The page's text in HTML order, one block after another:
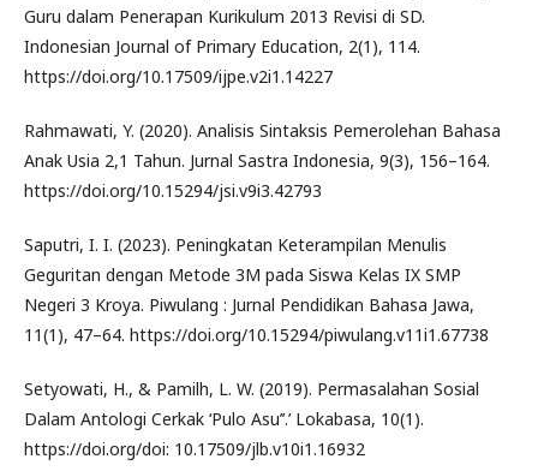
Guru dalam Penerapan Kurikulum 2013 Revisi di SD.
Indonesian Journal of Primary Education, 2(1), 114.
https://doi.org/10.17509/ijpe.v2i1.14227
Rahmawati, Y. (2020). Analisis Sintaksis Pemerolehan Bahasa
Anak Usia 2,1 Tahun. Jurnal Sastra Indonesia, 9(3), 156–164.
https://doi.org/10.15294/jsi.v9i3.42793
Saputri, I. I. (2023). Peningkatan Keterampilan Menulis
Geguritan dengan Metode 3M pada Siswa Kelas IX SMP
Negeri 3 Kroya. Piwulang : Jurnal Pendidikan Bahasa Jawa,
11(1), 47–64. https://doi.org/10.15294/piwulang.v11i1.67738
Setyowati, H., & Pamilh, L. W. (2019). Permasalahan Sosial
Dalam Antologi Cerkak ‘Pulo Asu’’.’ Lokabasa, 10(1).
https://doi.org/doi: 10.17509/jlb.v10i1.16932